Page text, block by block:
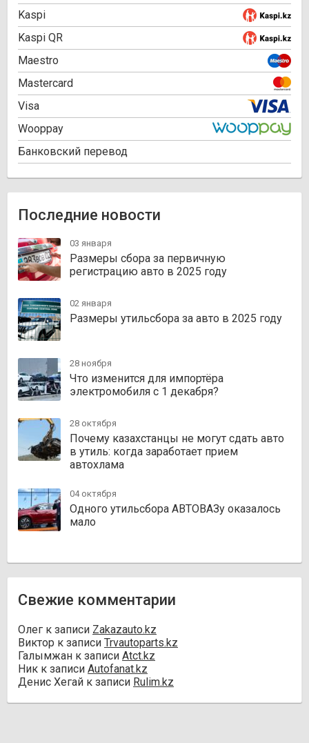
Kaspi
Kaspi QR
Maestro
Mastercard
Visa
Wooppay
Банковский перевод
Последние новости
03 января
Размеры сбора за первичную
регистрацию авто в 2025 году
02 января
Размеры утильсбора за авто в 2025 году
28 ноября
Что изменится для импортёра
электромобиля с 1 декабря?
28 октября
Почему казахстанцы не могут сдать авто
в утиль: когда заработает прием
автохлама
04 октября
Одного утильсбора АВТОВАЗу оказалось
мало
Свежие комментарии
Олег к записи Zakazauto.kz
Виктор к записи Trvautoparts.kz
Галымжан к записи Atct.kz
Ник к записи Autofanat.kz
Денис Хегай к записи Rulim.kz